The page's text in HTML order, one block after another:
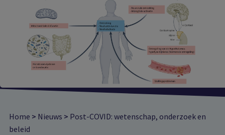
Home > Nieuws > Post-COVID: wetenschap, onderzoek en
beleid